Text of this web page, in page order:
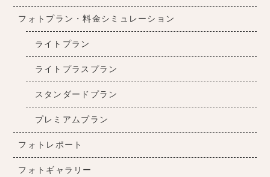
フォトプラン・料金シミュレーション
ライトプラン
ライトプラスプラン
スタンダードプラン
プレミアムプラン
フォトレポート
フォトギャラリー